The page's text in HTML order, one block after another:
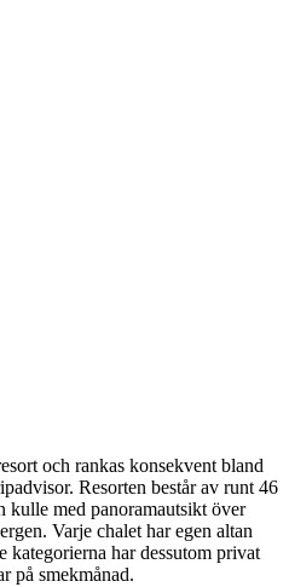
och rankas konsekvent bland
Resorten består av runt 46
kulle med panoramautsikt över
Varje chalet har egen altan
kategorierna har dessutom privat
på smekmånad.